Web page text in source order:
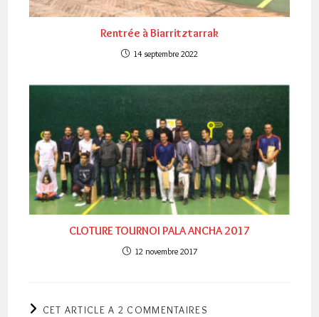
Rentrée à Biarritztarrak
14 septembre 2022
CLOTURE TOURNOI PALA ANCHA 2017
12 novembre 2017
CET ARTICLE A 2 COMMENTAIRES